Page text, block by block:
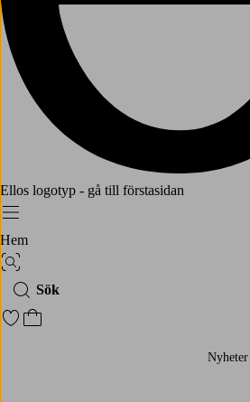
Ellos logotyp - gå till förstasidan
Meny
Hem
Bildsök
Sök
Gå till favoritmarkerade produkter
Gå till kundvagnen
Nyheter